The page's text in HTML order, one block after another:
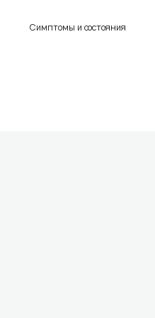
Симптомы и состояния